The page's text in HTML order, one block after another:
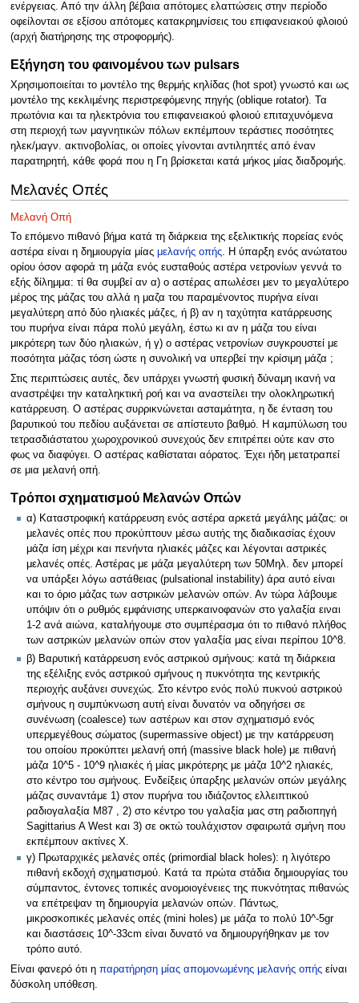
ενέργειας. Από την άλλη βέβαια απότομες ελαττώσεις στην περίοδο
οφείλονται σε εξίσου απότομες κατακρημνίσεις του επιφανειακού φλοιού
(αρχή διατήρησης της στροφορμής).
Εξήγηση του φαινομένου των pulsars
Χρησιμοποιείται το μοντέλο της θερμής κηλίδας (hot spot) γνωστό και ως
μοντέλο της κεκλιμένης περιστρεφόμενης πηγής (oblique rotator). Τα
πρωτόνια και τα ηλεκτρόνια του επιφανειακού φλοιού επιταχυνόμενα
στη περιοχή των μαγνητικών πόλων εκπέμπουν τεράστιες ποσότητες
ηλεκ/μαγν. ακτινοβολίας, οι οποίες γίνονται αντιληπτές από έναν
παρατηρητή, κάθε φορά που η Γη βρίσκεται κατά μήκος μίας διαδρομής.
Μελανές Οπές
Μελανή Οπή
To επόμενο πιθανό βήμα κατά τη διάρκεια της εξελικτικής πορείας ενός
αστέρα είναι η δημιουργία μίας μελανής οπής. Η ύπαρξη ενός ανώτατου
ορίου όσον αφορά τη μάζα ενός ευσταθούς αστέρα νετρονίων γεννά το
εξής δίλημμα: τί θα συμβεί αν α) ο αστέρας απωλέσει μεν το μεγαλύτερο
μέρος της μάζας του αλλά η μαζα του παραμένοντος πυρήνα είναι
μεγαλύτερη από δύο ηλιακές μάζες, ή β) αν η ταχύτητα κατάρρευσης
του πυρήνα είναι πάρα πολύ μεγάλη, έστω κι αν η μάζα του είναι
μικρότερη των δύο ηλιακών, ή γ) ο αστέρας νετρονίων συγκρουστεί με
ποσότητα μάζας τόση ώστε η συνολική να υπερβεί την κρίσιμη μάζα ;
Στις περιπτώσεις αυτές, δεν υπάρχει γνωστή φυσική δύναμη ικανή να
αναστρέψει την καταληκτική ροή και να αναστείλει την ολοκληρωτική
κατάρρευση. Ο αστέρας συρρικνώνεται ασταμάτητα, η δε ένταση του
βαρυτικού του πεδίου αυξάνεται σε απίστευτο βαθμό. Η καμπύλωση του
τετρασδιάστατου χωροχρονικού συνεχούς δεν επιτρέπει ούτε καν στο
φως να διαφύγει. Ο αστέρας καθίσταται αόρατος. Έχει ήδη μετατραπεί
σε μια μελανή οπή.
Τρόποι σχηματισμού Μελανών Οπών
α) Καταστροφική κατάρρευση ενός αστέρα αρκετά μεγάλης μάζας: οι
μελανές οπές που προκύπτουν μέσω αυτής της διαδικασίας έχουν
μάζα ίση μέχρι και πενήντα ηλιακές μάζες και λέγονται αστρικές
μελανές οπές. Αστέρας με μάζα μεγαλύτερη των 50Μηλ. δεν μπορεί
να υπάρξει λόγω αστάθειας (pulsational instability) άρα αυτό είναι
και το όριο μάζας των αστρικών μελανών οπών. Αν τώρα λάβουμε
υπόψιν ότι ο ρυθμός εμφάνισης υπερκαινοφανών στο γαλαξία ειναι
1-2 ανά αιώνα, καταλήγουμε στο συμπέρασμα ότι το πιθανό πλήθος
των αστρικών μελανών οπών στον γαλαξία μας είναι περίπου 10^8.
β) Βαρυτική κατάρρευση ενός αστρικού σμήνους: κατά τη διάρκεια
της εξέλιξης ενός αστρικού σμήνους η πυκνότητα της κεντρικής
περιοχής αυξάνει συνεχώς. Στο κέντρο ενός πολύ πυκνού αστρικού
σμήνους η συμπύκνωση αυτή είναι δυνατόν να οδηγήσει σε
συνένωση (coalesce) των αστέρων και στον σχηματισμό ενός
υπερμεγέθους σώματος (supermassive object) με την κατάρρευση
του οποίου προκύπτει μελανή οπή (massive black hole) με πιθανή
μάζα 10^5 - 10^9 ηλιακές ή μίας μικρότερης με μάζα 10^2 ηλιακές,
στο κέντρο του σμήνους. Ενδείξεις ύπαρξης μελανών οπών μεγάλης
μάζας συναντάμε 1) στον πυρήνα του ιδιάζοντος ελλειπτικού
ραδιογαλαξία Μ87 , 2) στο κέντρο του γαλαξία μας στη ραδιοπηγή
Sagittarius A West και 3) σε οκτώ τουλάχιστον σφαιρωτά σμήνη που
εκπέμπουν ακτίνες Χ.
γ) Πρωταρχικές μελανές οπές (primordial black holes): η λιγότερο
πιθανή εκδοχή σχηματισμού. Κατά τα πρώτα στάδια δημιουργίας του
σύμπαντος, έντονες τοπικές ανομοιογένειες της πυκνότητας πιθανώς
να επέτρεψαν τη δημιουργία μελανών οπών. Πάντως,
μικροσκοπικές μελανές οπές (mini holes) με μάζα το πολύ 10^-5gr
και διαστάσεις 10^-33cm είναι δυνατό να δημιουργήθηκαν με τον
τρόπο αυτό.
Είναι φανερό ότι η παρατήρηση μίας απομονωμένης μελανής οπήςείναι
δύσκολη υπόθεση.